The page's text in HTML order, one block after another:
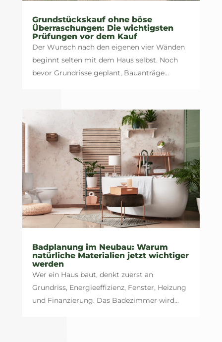
Grundstückskauf ohne böse
Überraschungen: Die wichtigsten
Prüfungen vor dem Kauf
Der Wunsch nach den eigenen vier Wänden
beginnt selten mit dem Haus selbst. Noch
bevor Grundrisse geplant, Bauanträge...
Badplanung im Neubau: Warum
natürliche Materialien jetzt wichtiger
werden
Wer ein Haus baut, denkt zuerst an
Grundriss, Energieeffizienz, Fenster, Heizung
und Finanzierung. Das Badezimmer wird...